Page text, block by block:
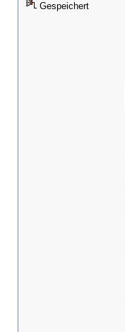
Gespeichert